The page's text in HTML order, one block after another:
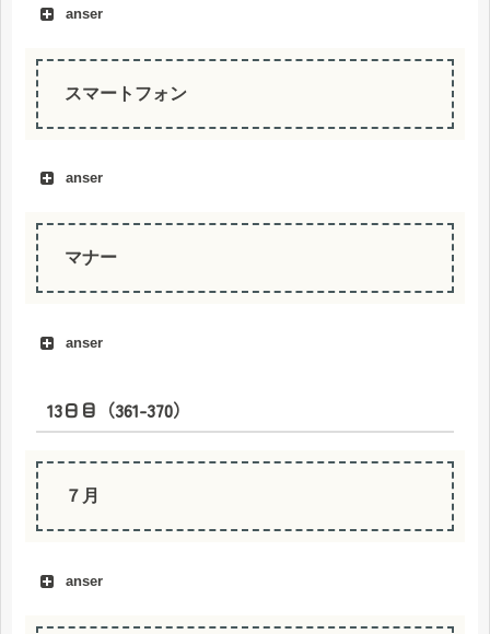
anser
スマートフォン
anser
マナー
anser
tata krama
13日目（361-370）
７月
anser